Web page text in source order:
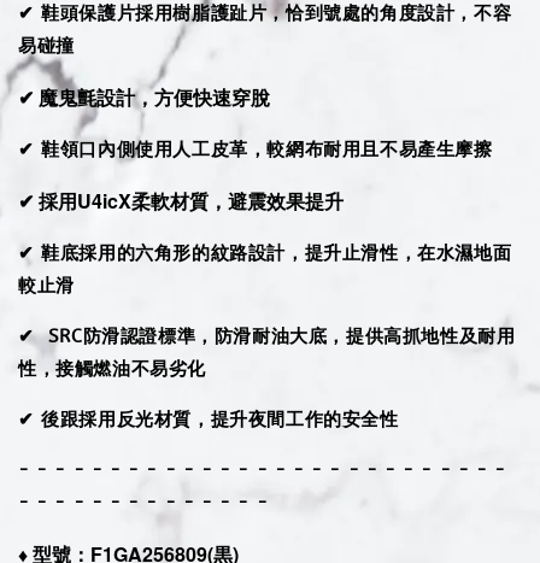
✔ 鞋頭保護片採用樹脂護趾片，恰到號處的角度設計，不容
易碰撞
✔ 魔鬼氈設計，方便快速穿脫
✔ 鞋領口內側使用人工皮革，較網布耐用且不易產生摩擦
✔ 採用U4icX柔軟材質，避震效果提升
✔ 鞋底採用的六角形的紋路設計，提升止滑性，在水濕地面
較止滑
✔ SRC防滑認證標準，防滑耐油大底，提供高抓地性及耐用
性，接觸燃油不易劣化
✔ 後跟採用反光材質，提升夜間工作的安全性
- - - - - - - - - - - - - - - - - - - - - - - - - - -
- - - - - - - - - - - - - -
♦︎ 型號：F1GA256809(黒)